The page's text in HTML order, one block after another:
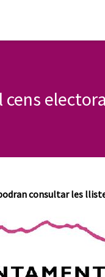
cens
consultar les